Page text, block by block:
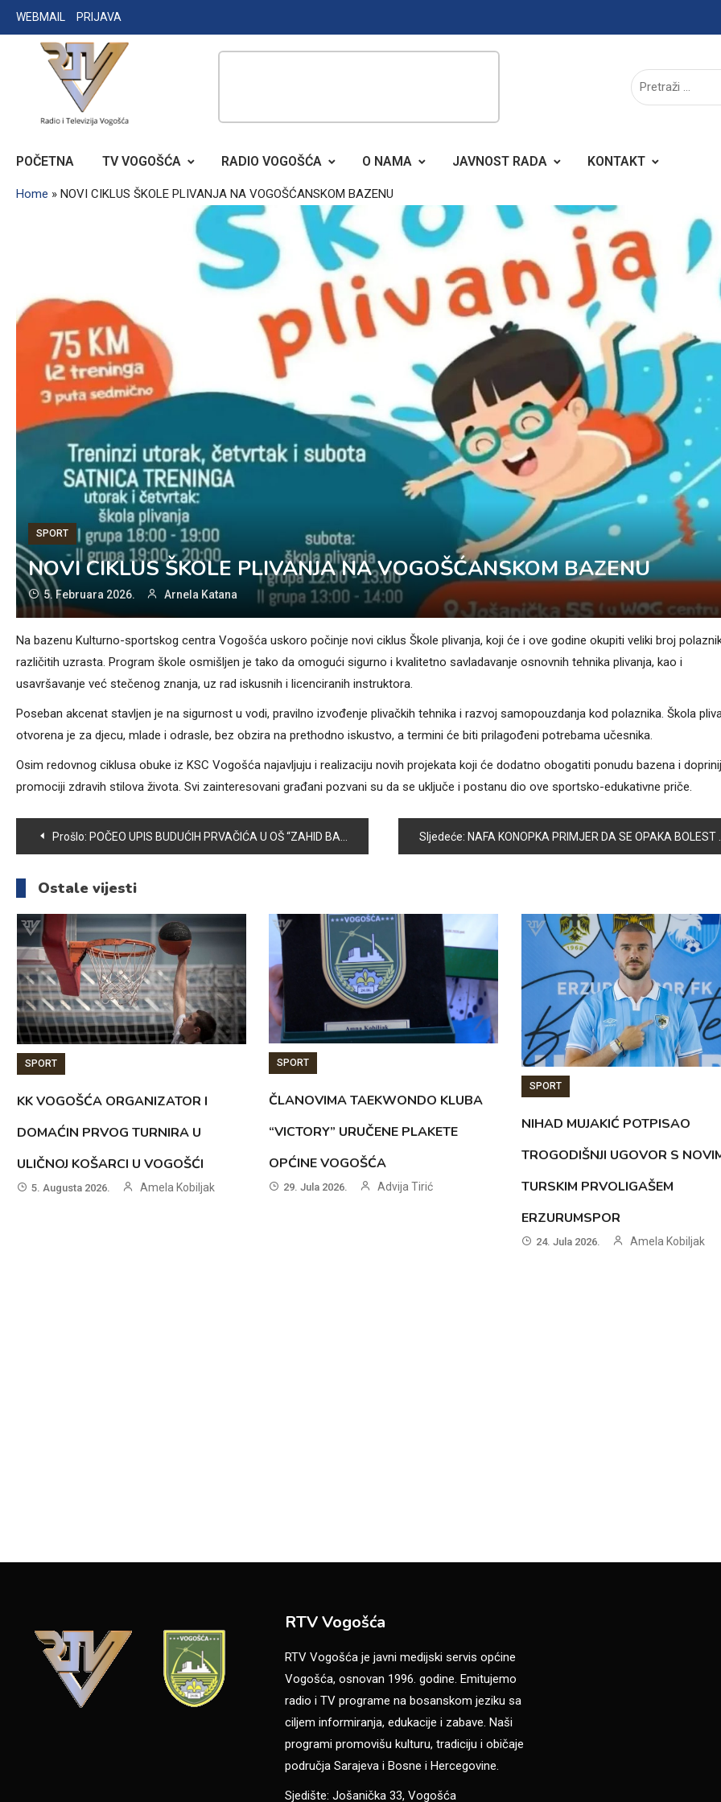
Skip
to
WEBMAIL PRIJAVA
RADIO TELEVIZIJA VOGOŠĆA
POČETNA TV VOGOŠĆA RADIO VOGOŠĆA O NAMA JAVNOST RADA KONTAKT
Home » NOVI CIKLUS ŠKOLE PLIVANJA NA VOGOŠĆANSKOM BAZENU
SPORT
NOVI CIKLUS ŠKOLE PLIVANJA NA VOGOŠĆANSKOM BAZENU
5. Februara 2026. Arnela Katana
Na bazenu Kulturno-sportskog centra Vogošća uskoro počinje novi ciklus Škole plivanja, koji će i ove godine okupiti veliki broj
različitih uzrasta. Program škole osmišljen je tako da omogući sigurno i kvalitetno savladavanje osnovnih tehnika plivanja, kao i
usavršavanje već stečenog znanja, uz rad iskusnih i licenciranih instruktora.
Poseban akcenat stavljen je na sigurnost u vodi, pravilno izvođenje plivačkih tehnika i razvoj samopouzdanja kod polaznika. Škola
otvorena je za djecu, mlade i odrasle, bez obzira na prethodno iskustvo, a termini će biti prilagođeni potrebama učesnika.
Osim redovnog ciklusa obuke iz KSC Vogošća najavljuju i realizaciju novih projekata koji će dodatno obogatiti ponudu bazena i
promociji zdravih stilova života. Svi zainteresovani građani pozvani su da se uključe i postanu dio ove sportsko-edukativne priče.
Navigacija
članaka
Prošlo: POČEO UPIS BUDUĆIH PRVAČIĆA U OŠ “ZAHID BARUČIJA” Sljedeće: NAFA KONOPKA PRIMJER DA SE OPAKA BOLEST MOŽE POBJEDITI
Ostale vijesti
SPORT
KK VOGOŠĆA ORGANIZATOR I
DOMAĆIN PRVOG TURNIRA U
ULIČNOJ KOŠARCI U VOGOŠĆI
5. Augusta 2026. Amela Kobiljak
SPORT
ČLANOVIMA TAEKWONDO KLUBA
“VICTORY” URUČENE PLAKETE
OPĆINE VOGOŠĆA
29. Jula 2026. Advija Tirić
SPORT
NIHAD MUJAKIĆ POTPISAO
TROGODIŠNJI UGOVOR S
TURSKIM PRVOLIGAŠEM
ERZURUMSPOR
24. Jula 2026. Amela Kobiljak
RTV Vogošća
RTV Vogošća je javni medijski servis općine
Vogošća, osnovan 1996. godine. Emitujemo
radio i TV programe na bosanskom jeziku sa
ciljem informiranja, edukacije i zabave. Naši
programi promovišu kulturu, tradiciju i običaje
područja Sarajeva i Bosne i Hercegovine.
Sjedište: Jošanička 33, Vogošća